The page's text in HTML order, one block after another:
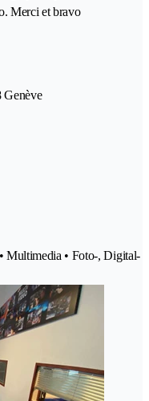
Merci et bravo
Genève
Multimedia • Foto-, Digital-